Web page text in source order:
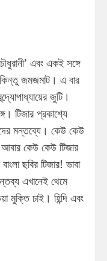
এবং একই সঙ্গে
জমজমাট। এ বার
জুটি।
টিজার প্রকাশ্যে
মন্তব্যে। কেউ কেউ
আবার কেউ কেউ টিজার
ছবির টিজার! ভাবা
এখানেই থেমে
মুক্তি চাই। হিন্দি এবং